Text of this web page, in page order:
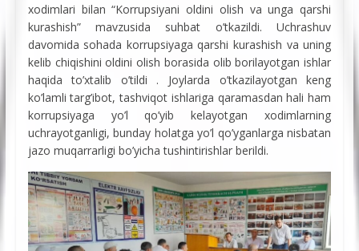
xodimlari bilan “Korrupsiyani oldini olish va unga qarshi
kurashish” mavzusida suhbat o’tkazildi. Uchrashuv
davomida sohada korrupsiyaga qarshi kurashish va uning
kelib chiqishini oldini olish borasida olib borilayotgan ishlar
haqida to’xtalib o’tildi . Joylarda o’tkazilayotgan keng
ko’lamli targ’ibot, tashviqot ishlariga qaramasdan hali ham
korrupsiyaga yo’l qo’yib kelayotgan xodimlarning
uchrayotganligi, bunday holatga yo’l qo’yganlarga nisbatan
jazo muqarrarligi bo’yicha tushintirishlar berildi.